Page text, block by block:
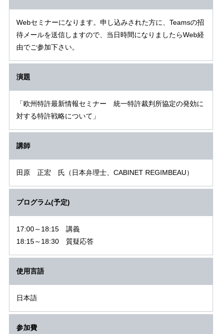
Webセミナーになります。申し込みされた方に、Teamsの招
待メールを送信しますので、当日時間になりましたらWeb経
由でご参加下さい。
演題
「欧州特許最新情報セミナー 統一特許裁判所協定の発効に
対する特許戦略について」
講師
田原 正宏 氏（日本弁理士、CABINET REGIMBEAU）
プログラム(予定)
17:00～18:15 講義
18:15～18:30 質疑応答
使用言語
日本語
参加費